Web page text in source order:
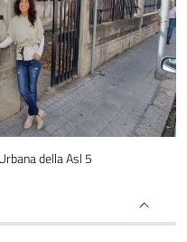
della Asl 5